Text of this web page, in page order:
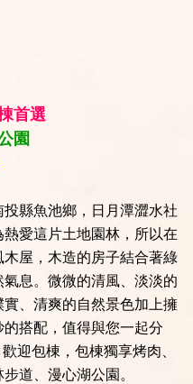
首選
園
縣魚池鄉，日月潭澀水社
愛這片土地園林，所以在
屋，木造的房子結合著綠
息。微微的清風、淡淡的
、清爽的自然景色加上擁
搭配，值得與您一起分
迎包棟，包棟獨享烤肉、
道、漫心湖公園。